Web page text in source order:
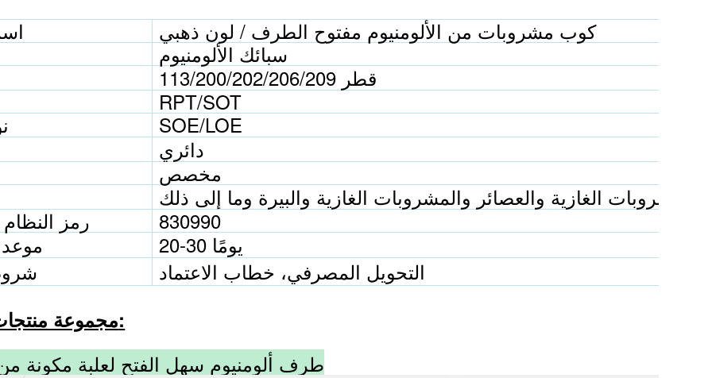
كوب مشروبات من الألومنيوم مفتوح الطرف / لون ذهبي
سبائك الألومنيوم
113/200/202/206/209 قطر
RPT/SOT
SOE/LOE
دائري
مخصص
رمز
830990
موعد
20-30 يومًا
التحويل المصرفي، خطاب الاعتماد
مجموعة منتجات باوفينج:
طرف ألومنيوم سهل الفتح لعلبة مكونة